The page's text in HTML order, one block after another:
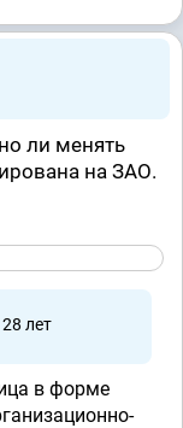
ли менять
на ЗАО.
лет
в форме